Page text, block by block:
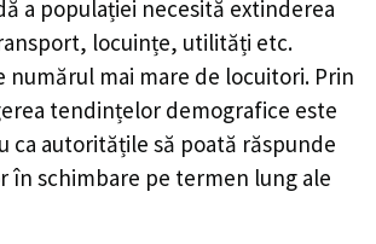
a populației necesită extinderea
locuințe, utilități etc.
numărul mai mare de locuitori. Prin
tendințelor demografice este
ca autoritățile să poată răspunde
în schimbare pe termen lung ale